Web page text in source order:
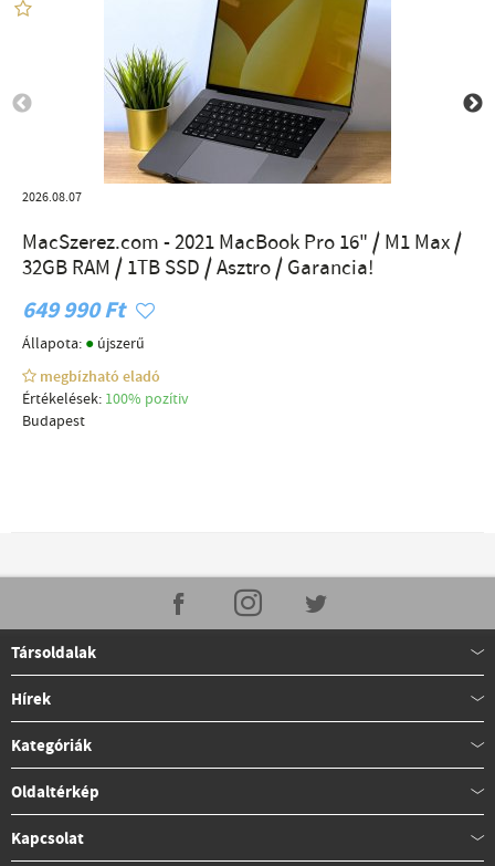
2026.08.07
MacSzerez.com - 2021 MacBook Pro 16" / M1 Max /
32GB RAM / 1TB SSD / Asztro / Garancia!
649 990 Ft
Állapota: ● újszerű
megbízható eladó
Értékelések: 100% pozítiv
Budapest
Társoldalak
Hírek
Kategóriák
Oldaltérkép
Kapcsolat